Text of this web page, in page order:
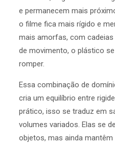
e permanecem mais
o filme fica mais rígido e
mais amorfas, com
de movimento, o plástico
romper.
Essa combinação de
cria um equilíbrio entre
prático, isso se traduz em
volumes variados. Elas se
objetos, mas ainda